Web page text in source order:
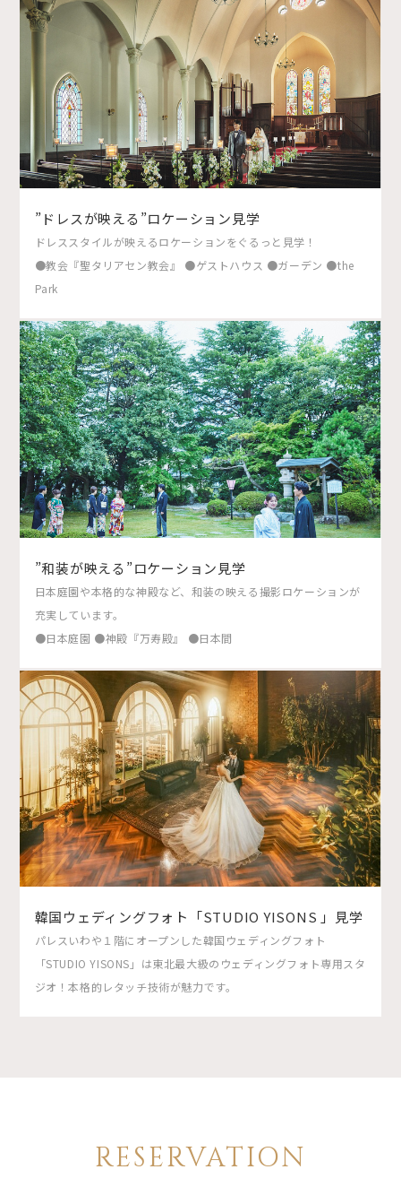
”ドレスが映える”ロケーション見学
ドレススタイルが映えるロケーションをぐるっと見学！
●教会『聖タリアセン教会』 ●ゲストハウス ●ガーデン ●the
Park
”和装が映える”ロケーション見学
日本庭園や本格的な神殿など、和装の映える撮影ロケーションが
充実しています。
●日本庭園 ●神殿『万寿殿』 ●日本間
韓国ウェディングフォト「STUDIO YISONS 」見学
パレスいわや１階にオープンした韓国ウェディングフォト
「STUDIO YISONS」は東北最大級のウェディングフォト専用スタ
ジオ！本格的レタッチ技術が魅力です。
RESERVATION